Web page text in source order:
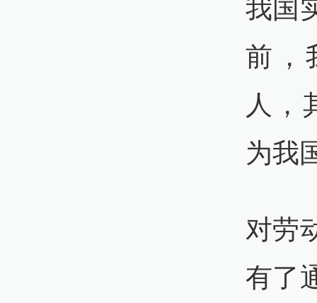
我国
前，
人，
为我
对劳
有了